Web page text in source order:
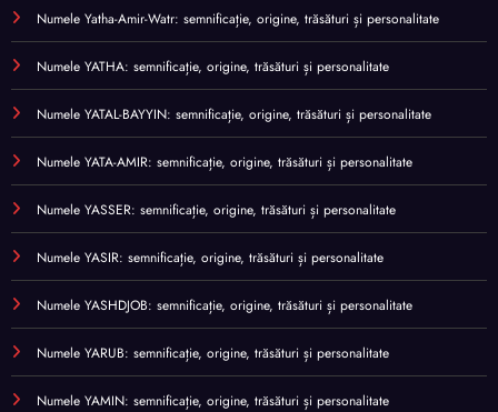
Numele Yatha-Amir-Watr: semnificație, origine, trăsături și personalitate
Numele YATHA: semnificație, origine, trăsături și personalitate
Numele YATAL-BAYYIN: semnificație, origine, trăsături și personalitate
Numele YATA-AMIR: semnificație, origine, trăsături și personalitate
Numele YASSER: semnificație, origine, trăsături și personalitate
Numele YASIR: semnificație, origine, trăsături și personalitate
Numele YASHDJOB: semnificație, origine, trăsături și personalitate
Numele YARUB: semnificație, origine, trăsături și personalitate
Numele YAMIN: semnificație, origine, trăsături și personalitate